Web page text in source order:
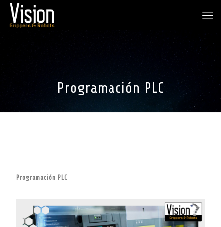
Programación PLC
Programación PLC